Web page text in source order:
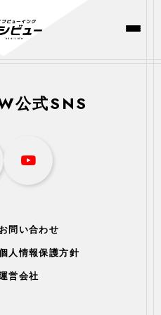
公式SNS
お問い合わせ
人情報保護方針
営会社